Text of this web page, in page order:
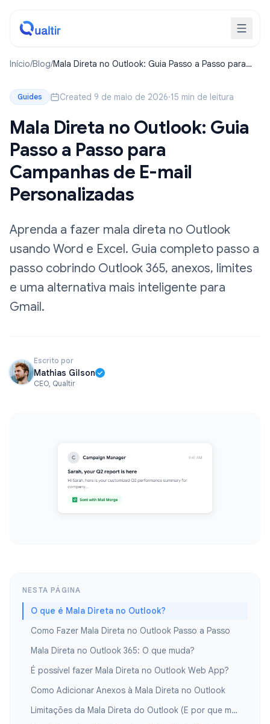
Início/Blog/Mala Direta no Outlook: Guia Passo a Passo para
Guides Created 9 de maio de 2026·15 min de leitura
Mala Direta no Outlook: Guia
Passo a Passo para
Campanhas de E-mail
Personalizadas
Aprenda a fazer mala direta no Outlook
usando Word e Excel. Guia completo passo a
passo cobrindo Outlook 365, anexos, limites
e uma alternativa mais inteligente para
Gmail.
Escrito por
Mathias Gilson
CEO, Qualtir
NESTA PÁGINA
O que é Mala Direta no Outlook?
Como Fazer Mala Direta no Outlook Passo a Passo
Mala Direta no Outlook 365: O que muda?
É possível fazer Mala Direta no Outlook Web App?
Como Adicionar Anexos à Mala Direta no Outlook
Limitações da Mala Direta do Outlook (E por que muitos usuários mudam)